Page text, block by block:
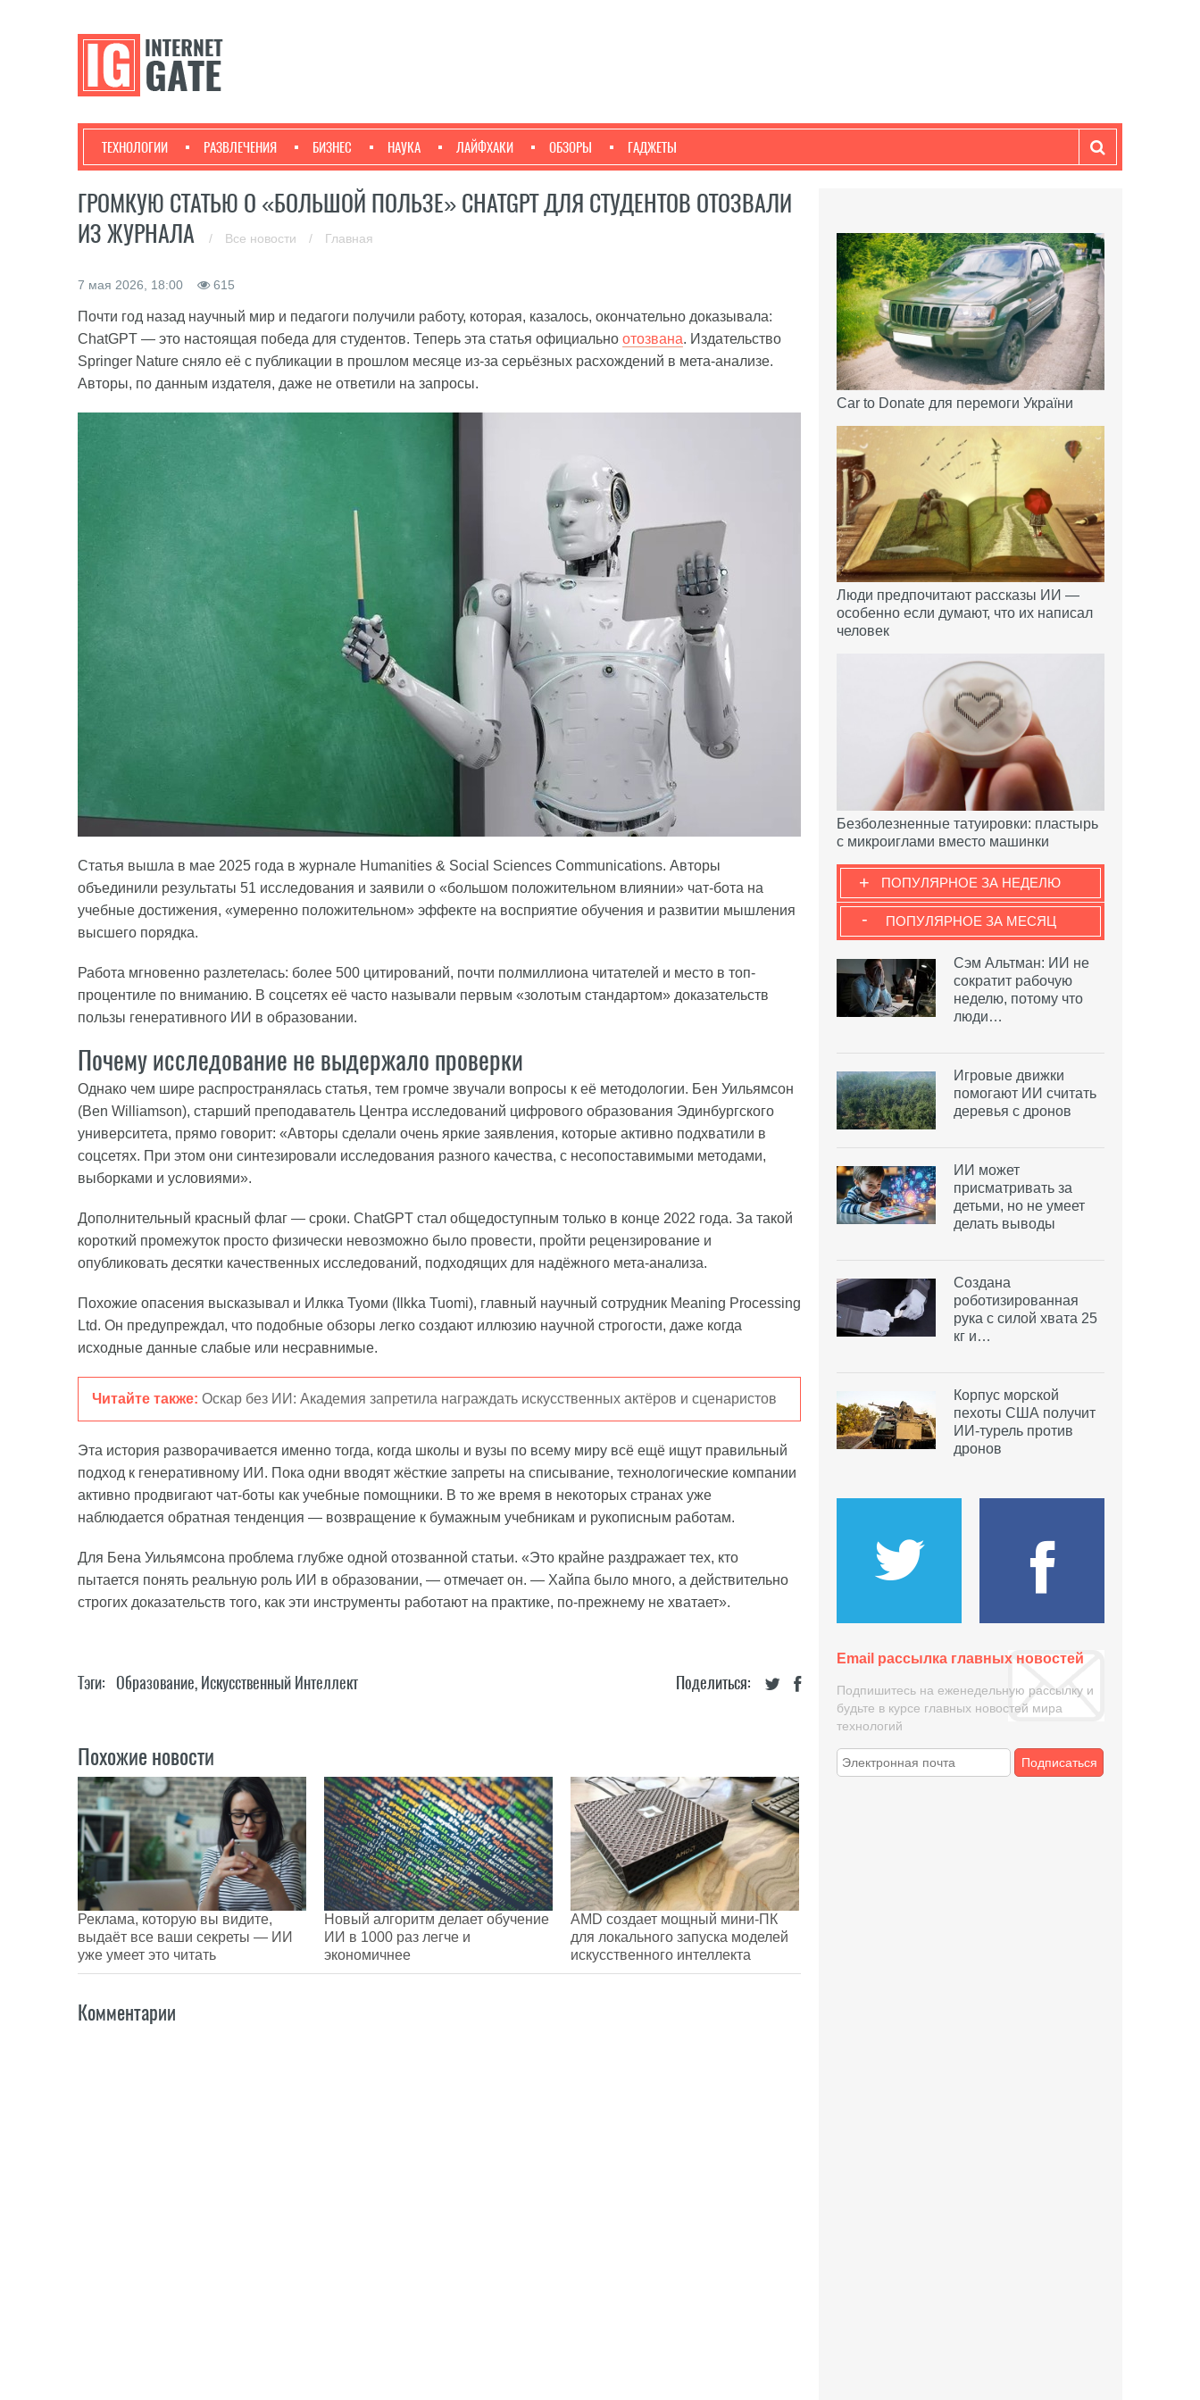
ТЕХНОЛОГИИ РАЗВЛЕЧЕНИЯ БИЗНЕС НАУКА ЛАЙФХАКИ ОБЗОРЫ ГАДЖЕТЫ
ГРОМКУЮ СТАТЬЮ О «БОЛЬШОЙ ПОЛЬЗЕ» CHATGPT ДЛЯ СТУДЕНТОВ ОТОЗВАЛИ
ИЗ ЖУРНАЛА
/ Все новости / Главная
7 мая 2026, 18:00 615
Почти год назад научный мир и педагоги получили работу, которая, казалось, окончательно доказывала:
ChatGPT — это настоящая победа для студентов. Теперь эта статья официально отозвана. Издательство
Springer Nature сняло её с публикации в прошлом месяце из-за серьёзных расхождений в мета-анализе.
Авторы, по данным издателя, даже не ответили на запросы.
Статья вышла в мае 2025 года в журнале Humanities & Social Sciences Communications. Авторы
объединили результаты 51 исследования и заявили о «большом положительном влиянии» чат-бота на
учебные достижения, «умеренно положительном» эффекте на восприятие обучения и развитии мышления
высшего порядка.
Работа мгновенно разлетелась: более 500 цитирований, почти полмиллиона читателей и место в топ-
процентиле по вниманию. В соцсетях её часто называли первым «золотым стандартом» доказательств
пользы генеративного ИИ в образовании.
Почему исследование не выдержало проверки
Однако чем шире распространялась статья, тем громче звучали вопросы к её методологии. Бен Уильямсон
(Ben Williamson), старший преподаватель Центра исследований цифрового образования Эдинбургского
университета, прямо говорит: «Авторы сделали очень яркие заявления, которые активно подхватили в
соцсетях. При этом они синтезировали исследования разного качества, с несопоставимыми методами,
выборками и условиями».
Дополнительный красный флаг — сроки. ChatGPT стал общедоступным только в конце 2022 года. За такой
короткий промежуток просто физически невозможно было провести, пройти рецензирование и
опубликовать десятки качественных исследований, подходящих для надёжного мета-анализа.
Похожие опасения высказывал и Илкка Туоми (Ilkka Tuomi), главный научный сотрудник Meaning Processing
Ltd. Он предупреждал, что подобные обзоры легко создают иллюзию научной строгости, даже когда
исходные данные слабые или несравнимые.
Читайте также: Оскар без ИИ: Академия запретила награждать искусственных актёров и сценаристов
Эта история разворачивается именно тогда, когда школы и вузы по всему миру всё ещё ищут правильный
подход к генеративному ИИ. Пока одни вводят жёсткие запреты на списывание, технологические компании
активно продвигают чат-боты как учебные помощники. В то же время в некоторых странах уже
наблюдается обратная тенденция — возвращение к бумажным учебникам и рукописным работам.
Для Бена Уильямсона проблема глубже одной отозванной статьи. «Это крайне раздражает тех, кто
пытается понять реальную роль ИИ в образовании, — отмечает он. — Хайпа было много, а действительно
строгих доказательств того, как эти инструменты работают на практике, по-прежнему не хватает».
Поделиться:
Тэги: Образование, Искусственный Интеллект
Похожие новости
Реклама, которую вы видите,
выдаёт все ваши секреты — ИИ
уже умеет это читать
Новый алгоритм делает обучение
ИИ в 1000 раз легче и
экономичнее
AMD создает мощный мини-ПК
для локального запуска моделей
искусственного интеллекта
Комментарии
Car to Donate для перемоги України
Люди предпочитают рассказы ИИ —
особенно если думают, что их написал
человек
Безболезненные татуировки: пластырь
с микроиглами вместо машинки
ПОПУЛЯРНОЕ ЗА НЕДЕЛЮ
+
ПОПУЛЯРНОЕ ЗА МЕСЯЦ
-
Сэм Альтман: ИИ не
сократит рабочую
неделю, потому что
люди…
Игровые движки
помогают ИИ считать
деревья с дронов
ИИ может
присматривать за
детьми, но не умеет
делать выводы
Создана
роботизированная
рука с силой хвата 25
кг и…
Корпус морской
пехоты США получит
ИИ-турель против
дронов
Email рассылка главных новостей
Подпишитесь на еженедельную рассылку и
будьте в курсе главных новостей мира
технологий
Подписаться